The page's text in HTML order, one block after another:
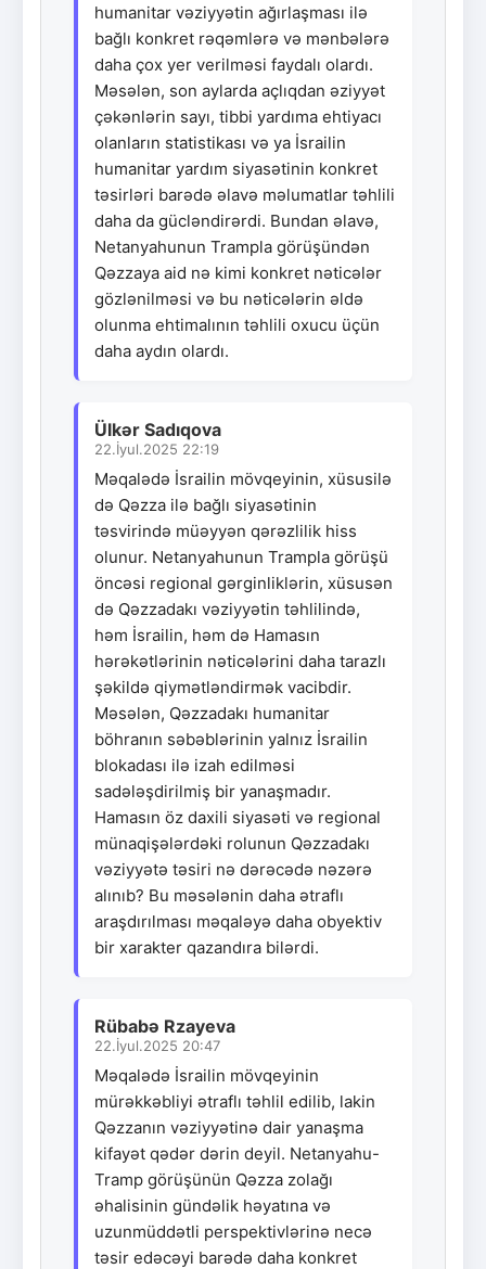
humanitar vəziyyətin ağırlaşması ilə
bağlı konkret rəqəmlərə və mənbələrə
daha çox yer verilməsi faydalı olardı.
Məsələn, son aylarda açlıqdan əziyyət
çəkənlərin sayı, tibbi yardıma ehtiyacı
olanların statistikası və ya İsrailin
humanitar yardım siyasətinin konkret
təsirləri barədə əlavə məlumatlar təhlili
daha da gücləndirərdi. Bundan əlavə,
Netanyahunun Trampla görüşündən
Qəzzaya aid nə kimi konkret nəticələr
gözlənilməsi və bu nəticələrin əldə
olunma ehtimalının təhlili oxucu üçün
daha aydın olardı.
Ülkər Sadıqova
22.İyul.2025 22:19
Məqalədə İsrailin mövqeyinin, xüsusilə
də Qəzza ilə bağlı siyasətinin
təsvirində müəyyən qərəzlilik hiss
olunur. Netanyahunun Trampla görüşü
öncəsi regional gərginliklərin, xüsusən
də Qəzzadakı vəziyyətin təhlilində,
həm İsrailin, həm də Hamasın
hərəkətlərinin nəticələrini daha tarazlı
şəkildə qiymətləndirmək vacibdir.
Məsələn, Qəzzadakı humanitar
böhranın səbəblərinin yalnız İsrailin
blokadası ilə izah edilməsi
sadələşdirilmiş bir yanaşmadır.
Hamasın öz daxili siyasəti və regional
münaqişələrdəki rolunun Qəzzadakı
vəziyyətə təsiri nə dərəcədə nəzərə
alınıb? Bu məsələnin daha ətraflı
araşdırılması məqaləyə daha obyektiv
bir xarakter qazandıra bilərdi.
Rübabə Rzayeva
22.İyul.2025 20:47
Məqalədə İsrailin mövqeyinin
mürəkkəbliyi ətraflı təhlil edilib, lakin
Qəzzanın vəziyyətinə dair yanaşma
kifayət qədər dərin deyil. Netanyahu-
Tramp görüşünün Qəzza zolağı
əhalisinin gündəlik həyatına və
uzunmüddətli perspektivlərinə necə
təsir edəcəyi barədə daha konkret